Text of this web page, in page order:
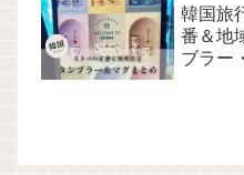
韓国旅
番＆地
ブラー